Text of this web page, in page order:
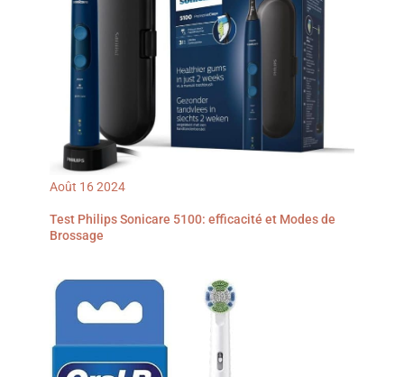
d'emmener votre brosse à
dents partout lors de vos
déplacements
brosse à dents - Les poils
DuPont de haute qualité
sont doux pour les
gencives et offrent un
brossage confortable. Les
poils de la brosse à dents
sont disponibles en 3
couleurs distinctes,
adaptées pour distinguer
différents utilisateurs.
Recommandé pour
remplacer la tête de
électrique s'arrêtera
avec un étui de voyage,
qui peut contenir une
brosse à dents et 2 têtes
longs trajets ou aux
voyages en couple.
Août 162024
Test Philips Sonicare 5100: efficacité et Modes de
Brossage